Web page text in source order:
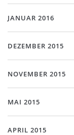
JANUAR 2016
DEZEMBER 2015
NOVEMBER 2015
MAI 2015
APRIL 2015